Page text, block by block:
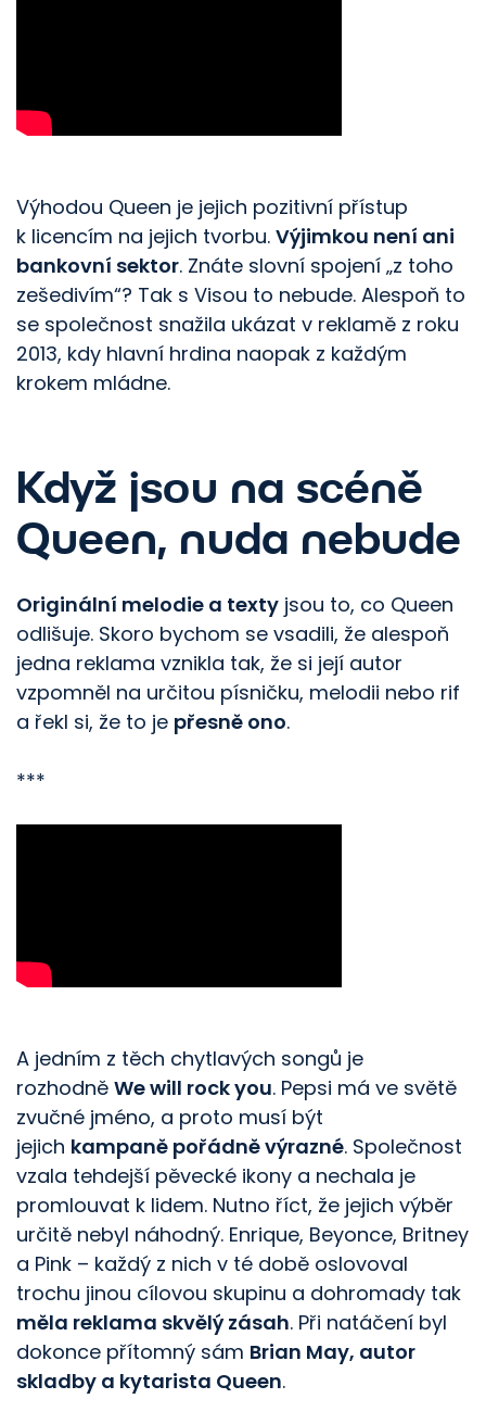
Výhodou Queen je jejich pozitivní přístup
k licencím na jejich tvorbu. Výjimkou není ani
bankovní sektor. Znáte slovní spojení „z toho
zešedivím“? Tak s Visou to nebude. Alespoň to
se společnost snažila ukázat v reklamě z roku
2013, kdy hlavní hrdina naopak z každým
krokem mládne.
Když jsou na scéně
Queen, nuda nebude
Originální melodie a texty jsou to, co Queen
odlišuje. Skoro bychom se vsadili, že alespoň
jedna reklama vznikla tak, že si její autor
vzpomněl na určitou písničku, melodii nebo rif
a řekl si, že to je přesně ono.
***
A jedním z těch chytlavých songů je
rozhodně We will rock you. Pepsi má ve světě
zvučné jméno, a proto musí být
jejich kampaně pořádně výrazné. Společnost
vzala tehdejší pěvecké ikony a nechala je
promlouvat k lidem. Nutno říct, že jejich výběr
určitě nebyl náhodný. Enrique, Beyonce, Britney
a Pink – každý z nich v té době oslovoval
trochu jinou cílovou skupinu a dohromady tak
měla reklama skvělý zásah. Při natáčení byl
dokonce přítomný sám Brian May, autor
skladby a kytarista Queen.